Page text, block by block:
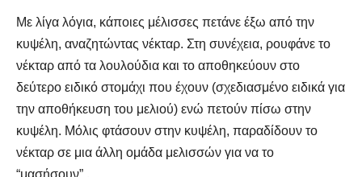
Με λίγα λόγια, κάποιες μέλισσες πετάνε έξω από την
κυψέλη, αναζητώντας νέκταρ. Στη συνέχεια, ρουφάνε το
νέκταρ από τα λουλούδια και το αποθηκεύουν στο
δεύτερο ειδικό στομάχι που έχουν (σχεδιασμένο ειδικά για
την αποθήκευση του μελιού) ενώ πετούν πίσω στην
κυψέλη. Μόλις φτάσουν στην κυψέλη, παραδίδουν το
νέκταρ σε μια άλλη ομάδα μελισσών για να το